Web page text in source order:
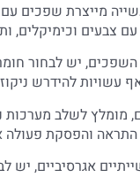
מייצרת שפכים עם
צבעים וכימיקלים,
יש לבחור
התראה והפסקת פעולה